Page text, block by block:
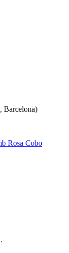
Barcelona)
Rosa Cobo